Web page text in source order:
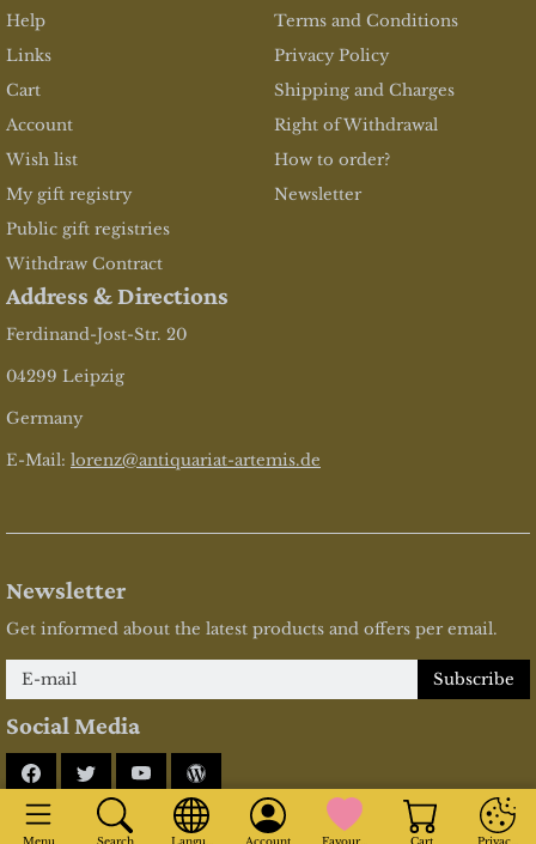
Menu Search Language Account Favourites Cart Privacy
Help
Links
Cart
Account
Wish list
My gift registry
Public gift registries
Withdraw Contract
Terms and Conditions
Privacy Policy
Shipping and Charges
Right of Withdrawal
How to order?
Newsletter
Address & Directions
Ferdinand-Jost-Str. 20
04299 Leipzig
Germany
E-Mail: lorenz@antiquariat-artemis.de
Newsletter
Get informed about the latest products and offers per email.
Newsletter
Subscribe
Social Media
FacebookTwitterYouTube
Blog
* incl. tax, plus
shipping